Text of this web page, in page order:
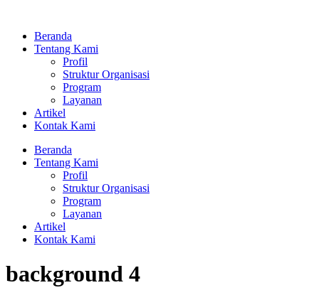
kontenBeranda
Tentang Kami
Profil
Struktur Organisasi
Program
Layanan
Artikel
Kontak Kami
Beranda
Tentang Kami
Profil
Struktur Organisasi
Program
Layanan
Artikel
Kontak Kami
background 4